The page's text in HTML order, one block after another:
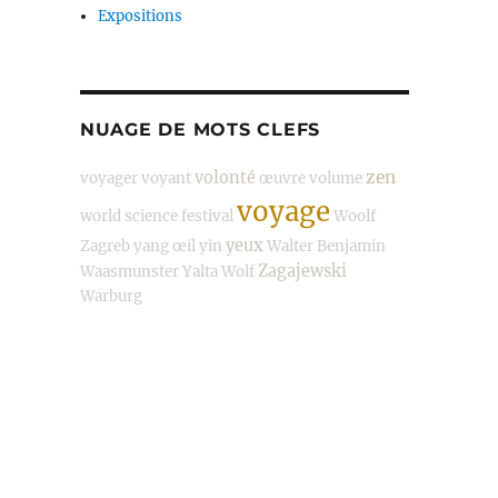
Expositions
NUAGE DE MOTS CLEFS
voyagervoyantvolonté œuvrevolumezen
world science festivalvoyage Woolf
Zagrebyang œilyin yeuxWalter Benjamin
WaasmunsterYaltaWolfZagajewski
Warburg